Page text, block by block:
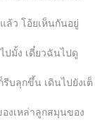
ล้ว โอ้ยเห็นกันอยู่
ปมั้ง เดี๋ยวฉันไปดู
บลุกขึ้น เดินไปยังเต็
องเหล่าลูกสมุนของ